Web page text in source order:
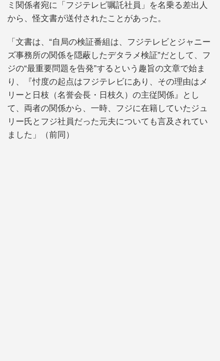
ミ関係者宛に「フジテレビ嘱託社員」を名乗る差出人
から、怪文書が送付されたことがあった。
「文書は、“自局の検証番組は、フジテレビとジャニー
ズ事務所の関係を隠蔽したデタラメ検証”だとして、フ
ジの“最重要問題を告発”するという趣旨の文章で始ま
り、『忖度の起点はフジテレビにあり、その理由はメ
リーと日枝（名誉会長・日枝久）の主従関係』とし
て、両者の関係から、一時、フジに在籍していたジュ
リー氏とフジ社員だった元夫についても言及されてい
ました」（前同）